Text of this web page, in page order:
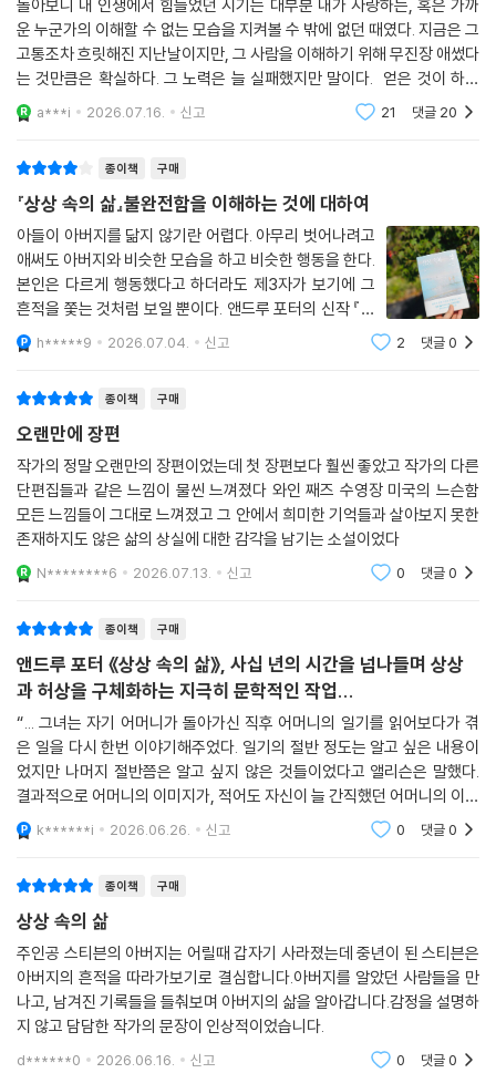
부모님의 디너파티를 생각하면 늘 떠오르는 건 이런 이미지들이다―우리
집 뒷마당에서 펼쳐지는 어질어질하고 술에 젖은 밤, 흑백 영상이 깜빡거
리는 아버지의 간이 극장, 푸르른 장관을 이루는 어머니의 정원, 손님들의
흘러넘치는 웃음소리, 아버지가 세인트애그니스대학 영문과에서 촉망받
는 젊은 교수로 자리잡기 시작하던 시절의 그 모든 것. 수십 년이 지난 지금
바로 그 유명한 뒷마당 파티가 열리던 어느 날에 아버지 인생이 통째로 바
뀌기 시작했다는 사실이다. _19쪽
우리가 상상하지 못한 또다른 삶의 가능성
상실의 자리를 되짚어 가닿은 투명한 진실
갑작스러운 아버지의 부재는 어린 스티븐에게 감당하기 힘든 충격을 안긴
고 있을 비밀스러운 삶을 상상한다. 아버지는 어째서 그렇게 이기적인 선
택을 한 걸까? 그에게는 스티븐이 알던 모습 외에, 아무도 모르는 또다른
면이 있었던 걸까? 지금 아버지는 어디에서, 어떻게, 누구와 살아가고 있
을까? 아버지의 생은 스티븐에게 평생 풀리지 않는 수수께끼다. 원망스럽
고, 그립고, 안쓰러운 아버지. 그러나 자신 역시 아버지를 닮아 그와 비슷한
삶을 살게 될까봐, 그리고 혹여나 또 누군가 아버지처럼 자신을 버리고 떠
는 잘 모르겠다고, 하지만 아버지 때문에, 아버지와 관련한 풀리지 않은 의
문 때문에 그런 것 같다고, 늘 그것이 문제였다고 대답했다. 생각이 어디로
흐르든 결국에는 언제나 그 문제로 돌아간다고. _211~212쪽
아버지가 남긴 흔적과, 사람들과 나눈 대화를 종합해 스티븐은 그의 실종
을 둘러싼 힌트들을 하나둘 수집한다. 스티븐 자신이 알고 있는, 또 상상한
아버지의 삶, 어머니가 동반자로서 함께 겪은 아버지의 삶, 주변 사람들이
목격한 아버지의 삶은 모두 비슷하면서도 다르고, 심지어는 서로 모순되고
엇갈린다. 저마다의 사실과 일화들은 특정한 방식으로 아버지를 조망한다.
미있고 카리스마가 있”는 사람인 동시에 “항상 굉장히 수줍고 겁이 많아
보이”는 사람이다. 점점 더 많은 것을 알게 될수록, 아버지는 더욱 낯설고
불가해한 존재로 다가오고, 그나마 손에 쥔 단서들마저 구체적인 형상을
잃고 모호해진다. 평행 서사처럼 여러 갈래로 존재하는 삶, 그 수많은 가능
성 사이를 헤매던 스티븐이 끝내 가닿는 진실은 결국 무엇이며 어떤 모습
을 하고 있을까?
돌아보니 내 인생에서 힘들었던 시기는 대부분 내가 사랑하는, 혹은 가까
운 누군가의 이해할 수 없는 모습을 지켜볼 수 밖에 없던 때였다. 지금은 그
고통조차 흐릿해진 지난날이지만, 그 사람을 이해하기 위해 무진장 애썼다
는 것만큼은 확실하다. 그 노력은 늘 실패했지만 말이다. 얻은 것이 하나
있다면 타인이란 애초에 완전한 이해가 불가능한 존재이며 누군가를 억지
로 이해
a***i 2026.07.16. 신고 21 댓글 20
종이책 구매
『상상 속의 삶』불완전함을 이해하는 것에 대하여
아들이 아버지를 닮지 않기란 어렵다. 아무리 벗어나려고
애써도 아버지와 비슷한 모습을 하고 비슷한 행동을 한다.
본인은 다르게 행동했다고 하더라도 제3자가 보기에 그
흔적을 쫓는 것처럼 보일 뿐이다. 앤드루 포터의 신작 『상
상 속의 삶』은 스티븐으로 하여금 40년 전에 사라진 아버
지의 흔적을 찾는 여정을 통해 아버지를 비난했던 자신을
h*****9 2026.07.04. 신고 2 댓글0
종이책 구매
오랜만에 장편
작가의 정말 오랜만의 장편이었는데 첫 장편보다 훨씬 좋았고 작가의 다른
단편집들과 같은 느낌이 물씬 느껴졌다 와인 째즈 수영장 미국의 느슨함
모든 느낌들이 그대로 느껴졌고 그 안에서 희미한 기억들과 살아보지 못한
존재하지도 않은 삶의 상실에 대한 감각을 남기는 소설이었다
N********6 2026.07.13. 신고 0 댓글0
종이책 구매
앤드루 포터 《상상 속의 삶》, 사십 년의 시간을 넘나들며 상상
과 허상을 구체화하는 지극히 문학적인 작업...
“... 그녀는 자기 어머니가 돌아가신 직후 어머니의 일기를 읽어보다가 겪
은 일을 다시 한번 이야기해주었다. 일기의 절반 정도는 알고 싶은 내용이
었지만 나머지 절반쯤은 알고 싶지 않은 것들이었다고 앨리슨은 말했다.
결과적으로 어머니의 이미지가, 적어도 자신이 늘 간직했던 어머니의 이미
지가 축소되고 변했다고 느꼈다고 했다...” (p.11) 위의 문장들은 소설의
첫 번째 문
k******i 2026.06.26. 신고 0 댓글0
종이책 구매
상상 속의 삶
주인공 스티븐의 아버지는 어릴때 갑자기 사라졌는데 중년이 된 스티븐은
아버지의 흔적을 따라가보기로 결심합니다.아버지를 알았던 사람들을 만
나고, 남겨진 기록들을 들춰보며 아버지의 삶을 알아갑니다.감정을 설명하
지 않고 담담한 작가의 문장이 인상적이었습니다.
d******0 2026.06.16. 신고 0 댓글0